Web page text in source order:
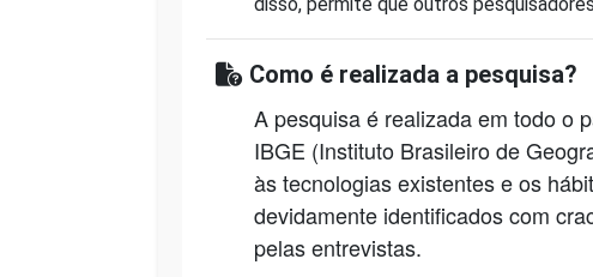
Como é realizada a pesquisa?
A pesquisa é realizada em todo o
IBGE (Instituto Brasileiro de
às tecnologias existentes e os
devidamente identificados com
pelas entrevistas.